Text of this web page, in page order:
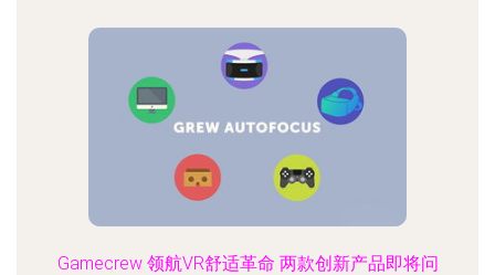
Gamecrew 领航VR舒适革命 两款创新产品即将问